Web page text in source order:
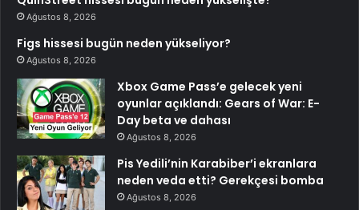
Ağustos 8, 2026
Figs hissesi bugün neden yükseliyor?
Ağustos 8, 2026
Xbox Game Pass’e gelecek yeni
oyunlar açıklandı: Gears of War: E-
Day beta ve dahası
Ağustos 8, 2026
Pis Yedili’nin Karabiber’i ekranlara
neden veda etti? Gerekçesi bomba
Ağustos 8, 2026